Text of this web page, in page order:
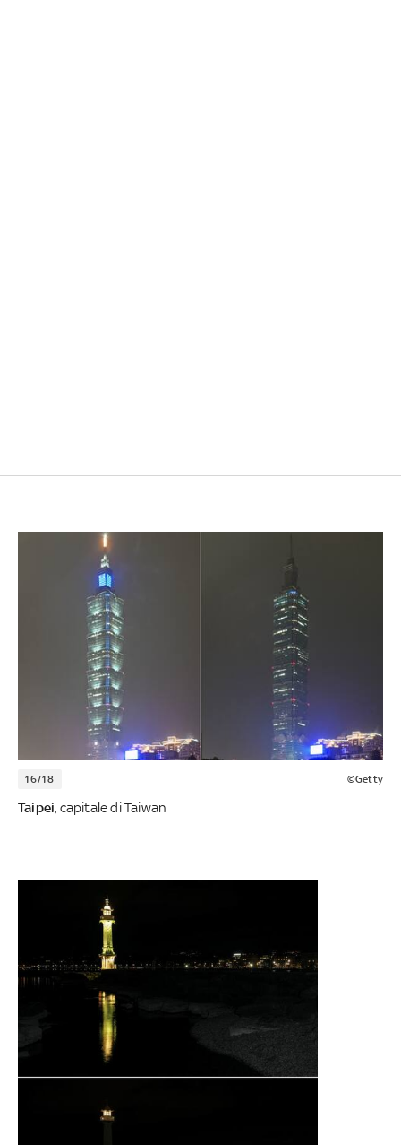
16/18 ©Getty
Taipei , capitale di Taiwan